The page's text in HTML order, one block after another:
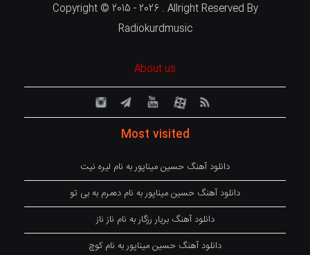
Copyright © 2015 - 2026 . Allright Reserved By
Radiokurdmusic
About us
Most visited
دانلود آهنگ حسین میناپور به نام لیره نیت
دانلود آهنگ حسین میناپور به نام دەمرم بە بی تو
دانلود آهنگ بریار رزگار به نام ناز ناز
دانلود آهنگ حسین میناپور به نام کوچ